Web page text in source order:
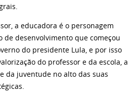
a educadora é o personagem
desenvolvimento que começou
do presidente Lula, e por isso
do professor e da escola, a
da juventude no alto das suas